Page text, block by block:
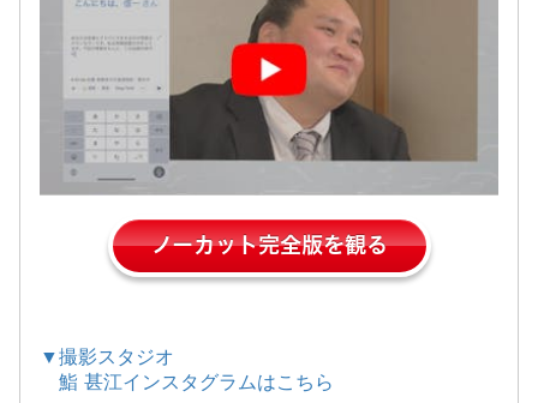
ノーカット完全版を観る
▼撮影スタジオ
鮨 甚江インスタグラムはこちら